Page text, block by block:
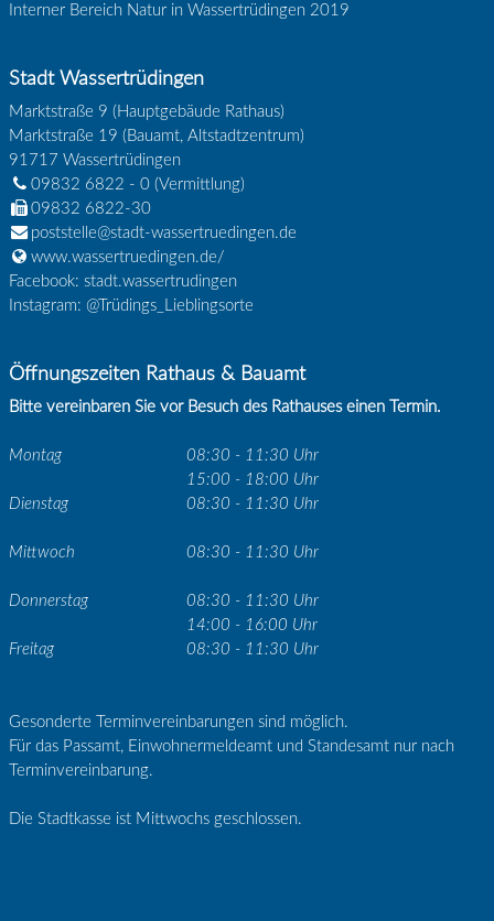
Interner Bereich Natur in Wassertrüdingen 2019
Stadt Wassertrüdingen
Marktstraße 9 (Hauptgebäude Rathaus)
Marktstraße 19 (Bauamt, Altstadtzentrum)
91717 Wassertrüdingen
09832 6822 - 0(Vermittlung)
09832 6822-30
poststelle@stadt-wassertruedingen.de
www.wassertruedingen.de/
Facebook: stadt.wassertrudingen
Instagram: @Trüdings_Lieblingsorte
Öffnungszeiten Rathaus & Bauamt
Bitte vereinbaren Sie vor Besuch des Rathauses einen Termin.
Montag
08:30 - 11:30 Uhr
15:00 - 18:00 Uhr
Dienstag
08:30 - 11:30 Uhr
Mittwoch 08:30 - 11:30 Uhr
Donnerstag
08:30 - 11:30 Uhr
14:00 - 16:00 Uhr
Freitag
08:30 - 11:30 Uhr
Gesonderte Terminvereinbarungen sind möglich.
Für das Passamt, Einwohnermeldeamt und Standesamt nur nach
Terminvereinbarung.
Die Stadtkasse ist Mittwochs geschlossen.